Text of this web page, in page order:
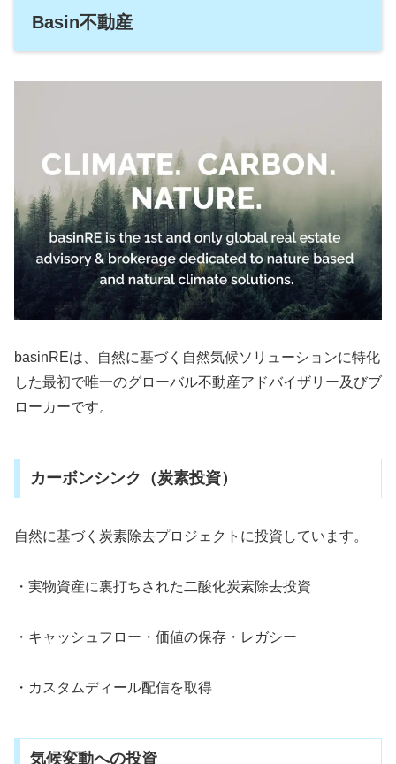
Basin不動産
basinREは、自然に基づく自然気候ソリューションに特化
した最初で唯一のグローバル不動産アドバイザリー及びブ
ローカーです。
カーボンシンク（炭素投資）
自然に基づく炭素除去プロジェクトに投資しています。
・実物資産に裏打ちされた二酸化炭素除去投資
・キャッシュフロー・価値の保存・レガシー
・カスタムディール配信を取得
気候変動への投資